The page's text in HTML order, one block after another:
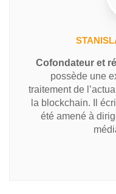
Cofondateur et
possède une
traitement de
la blockchain. Il
été amené à